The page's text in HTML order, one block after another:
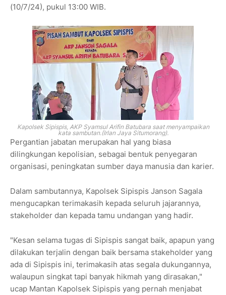
(10/7/24), pukul 13:00 WIB.
Kapolsek Sipispis, AKP Syamsul Arifin Batubara saat menyampaikan
kata sambutan.(Irlan Jaya Situmorang).
Pergantian jabatan merupakan hal yang biasa
dilingkungan kepolisian, sebagai bentuk penyegaran
organisasi, peningkatan sumber daya manusia dan karier.
Dalam sambutannya, Kapolsek Sipispis Janson Sagala
mengucapkan terimakasih kepada seluruh jajarannya,
stakeholder dan kepada tamu undangan yang hadir.
"Kesan selama tugas di Sipispis sangat baik, apapun yang
dilakukan terjalin dengan baik bersama stakeholder yang
ada di Sipispis ini, terimakasih atas segala dukungannya,
walaupun singkat tapi banyak hikmah yang dirasakan,"
ucap Mantan Kapolsek Sipispis yang pernah menjabat